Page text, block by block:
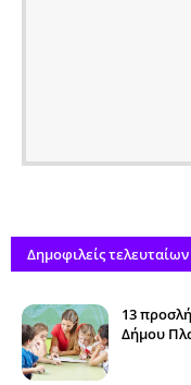
Δημοφιλείς
13
Δήμου